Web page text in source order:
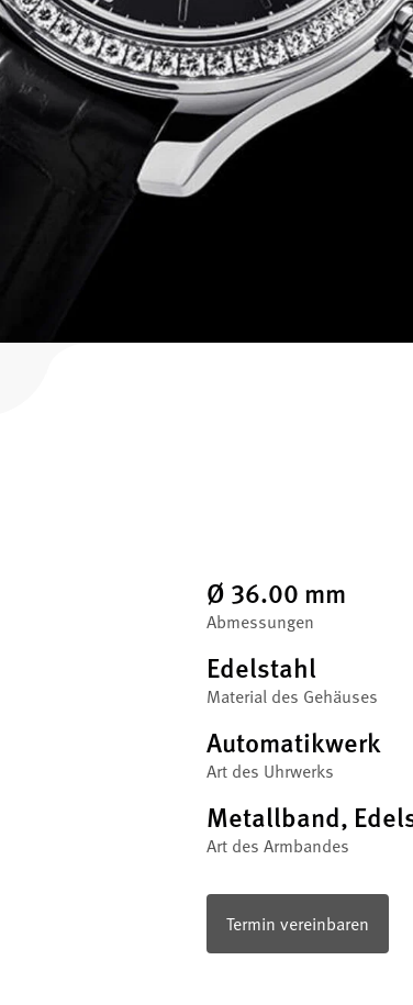
Ø 36.00 mm
Abmessungen
Edelstahl
Material des Gehäuses
Automatikwerk
Art des Uhrwerks
Metallband,
Art des Armbandes
Termin vereinbaren